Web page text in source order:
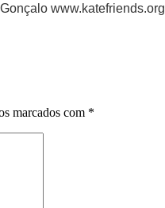
www.katefriends.org
marcados com *